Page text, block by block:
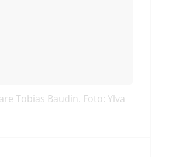
Tobias Baudin. Foto: Ylva